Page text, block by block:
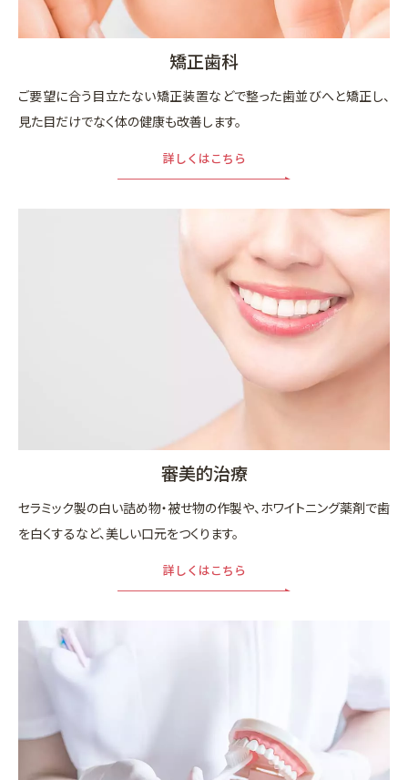
矯正歯科
ご要望に合う目立たない矯正装置などで整った歯並びへと矯正し、
見た目だけでなく体の健康も改善します。
詳しくはこちら
審美的治療
セラミック製の白い詰め物・被せ物の作製や、ホワイトニング薬剤で歯
を白くするなど、美しい口元をつくります。
詳しくはこちら